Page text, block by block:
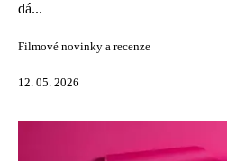
dá...
Filmové novinky a recenze
12. 05. 2026